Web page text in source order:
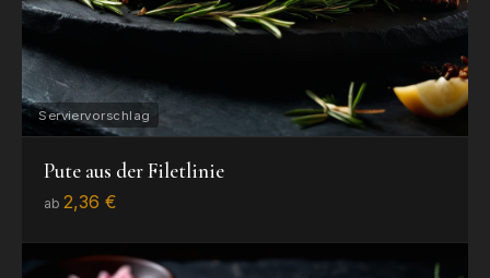
Pute aus der Filetlinie
ab 2,36 €